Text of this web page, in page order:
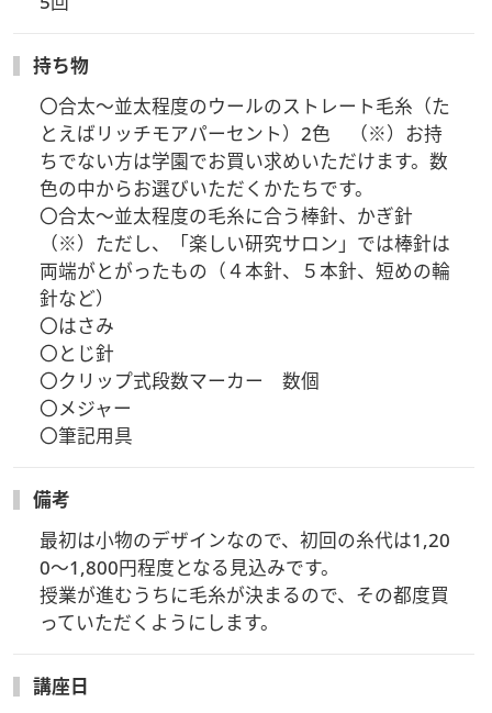
持ち物
〇合太〜並太程度のウールのストレート毛糸（た
とえばリッチモアパーセント）2色　（※）お持
ちでない方は学園でお買い求めいただけます。数
色の中からお選びいただくかたちです。
〇合太〜並太程度の毛糸に合う棒針、かぎ針
（※）ただし、「楽しい研究サロン」では棒針は
両端がとがったもの（４本針、５本針、短めの輪
針など）
〇はさみ
〇とじ針
〇クリップ式段数マーカー　数個
〇メジャー
〇筆記用具
備考
最初は小物のデザインなので、初回の糸代は1,20
0〜1,800円程度となる見込みです。
授業が進むうちに毛糸が決まるので、その都度買
っていただくようにします。
講座日